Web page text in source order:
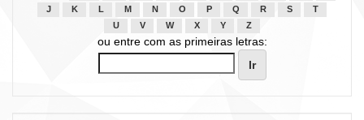
J
K L M N O P Q R S
T
U
V W X Y Z
ou entre com as primeiras letras: